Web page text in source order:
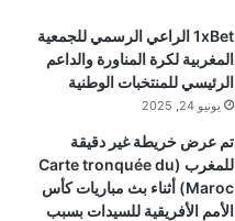
1xBet الراعي الرسمي للجمعية
المغربية لكرة المناورة والداعم
الرئيسي للمنتخبات الوطنية
يونيو 24, 2025
تم عرض خريطة غير دقيقة
للمغرب (Carte tronquée du
Maroc) أثناء بث مباريات كأس
الأمم الأفريقية للسيدات بسبب